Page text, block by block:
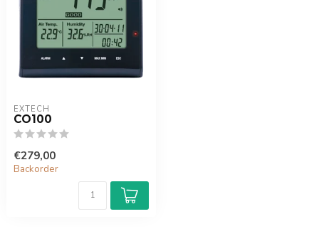
EXTECH
CO100
€279,00
Backorder